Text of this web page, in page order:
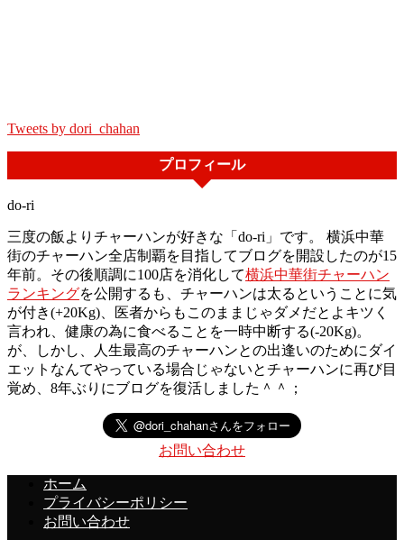
Tweets by dori_chahan
プロフィール
do-ri
三度の飯よりチャーハンが好きな「do-ri」です。 横浜中華
街のチャーハン全店制覇を目指してブログを開設したのが15
年前。その後順調に100店を消化して横浜中華街チャーハン
ランキングを公開するも、チャーハンは太るということに気
が付き(+20Kg)、医者からもこのままじゃダメだとよキツく
言われ、健康の為に食べることを一時中断する(-20Kg)。
が、しかし、人生最高のチャーハンとの出逢いのためにダイ
エットなんてやっている場合じゃないとチャーハンに再び目
覚め、8年ぶりにブログを復活しました＾＾；
お問い合わせ
ホーム
プライバシーポリシー
お問い合わせ